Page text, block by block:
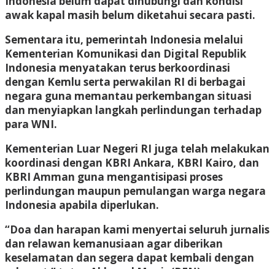
awak kapal masih belum diketahui secara pasti.
Sementara itu, pemerintah Indonesia melalui
Kementerian Komunikasi dan Digital Republik
Indonesia menyatakan terus berkoordinasi
dengan Kemlu serta perwakilan RI di berbagai
negara guna memantau perkembangan situasi
dan menyiapkan langkah perlindungan terhadap
para WNI.
Kementerian Luar Negeri RI juga telah melakukan
koordinasi dengan KBRI Ankara, KBRI Kairo, dan
KBRI Amman guna mengantisipasi proses
perlindungan maupun pemulangan warga negara
Indonesia apabila diperlukan.
“Doa dan harapan kami menyertai seluruh jurnalis
dan relawan kemanusiaan agar diberikan
keselamatan dan segera dapat kembali dengan